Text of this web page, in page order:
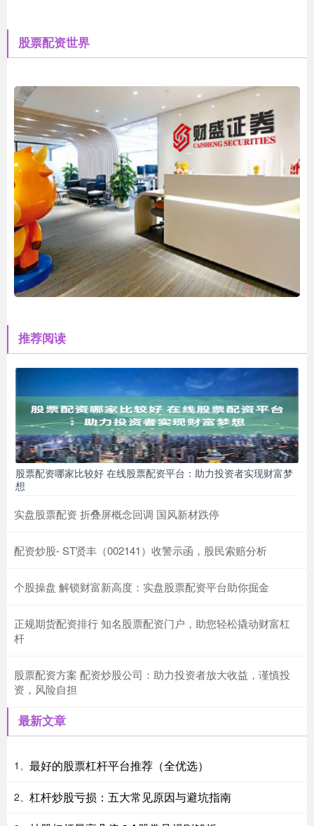
股票配资世界
推荐阅读
股票配资哪家比较好 在线股票配资平台：助力投资者实现财富梦
想
实盘股票配资 折叠屏概念回调 国风新材跌停
配资炒股- ST贤丰（002141）收警示函，股民索赔分析
个股操盘 解锁财富新高度：实盘股票配资平台助你掘金
正规期货配资排行 知名股票配资门户，助您轻松撬动财富杠
杆
股票配资方案 配资炒股公司：助力投资者放大收益，谨慎投
资，风险自担
最新文章
1、 最好的股票杠杆平台推荐（全优选）
2、 杠杆炒股亏损：五大常见原因与避坑指南